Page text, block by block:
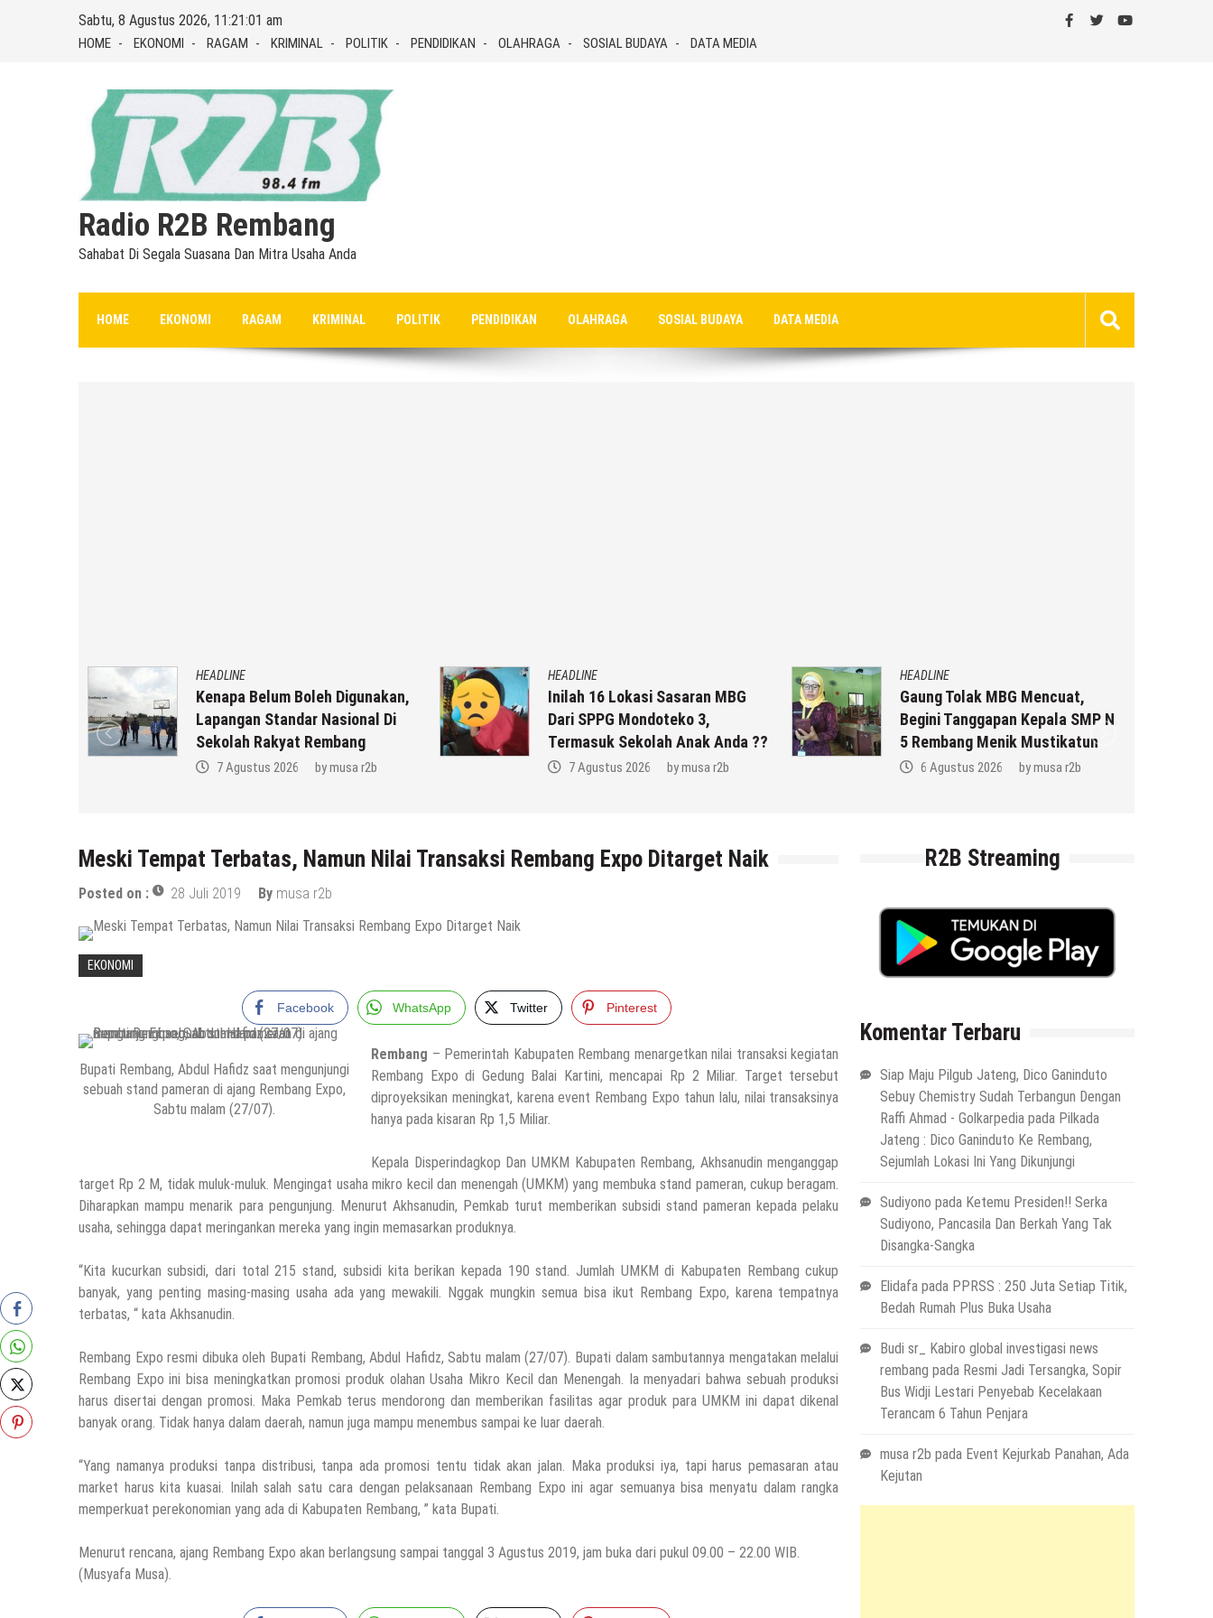
Sabtu, 8 Agustus 2026, 11:21:02 am
HOME EKONOMI RAGAM KRIMINAL POLITIK PENDIDIKAN OLAHRAGA SOSIAL BUDAYA DATA MEDIA
Radio R2B Rembang
Sahabat Di Segala Suasana Dan Mitra Usaha Anda
HOME EKONOMI RAGAM KRIMINAL POLITIK PENDIDIKAN OLAHRAGA SOSIAL BUDAYA DATA MEDIA
HEADLINE
Kenapa Belum Boleh Digunakan,
Lapangan Standar Nasional Di
Sekolah Rakyat Rembang
7 Agustus 2026 bymusa r2b
HEADLINE
Inilah 16 Lokasi Sasaran MBG
Dari SPPG Mondoteko 3,
Termasuk Sekolah Anak Anda ??
7 Agustus 2026 bymusa r2b
HEADLINE
Gaung Tolak MBG Mencuat,
Begini Tanggapan Kepala SMP N
5 Rembang Menik Mustikatun
6 Agustus 2026 bymusa r2b
Meski Tempat Terbatas, Namun Nilai Transaksi Rembang Expo Ditarget Naik
Posted on : 28 Juli 2019 By musa r2b
EKONOMI
Facebook WhatsApp Twitter Pinterest
Bupati Rembang, Abdul Hafidz saat mengunjungi
sebuah stand pameran di ajang Rembang Expo,
Sabtu malam (27/07).
Rembang – Pemerintah Kabupaten Rembang menargetkan nilai transaksi kegiatan
Rembang Expo di Gedung Balai Kartini, mencapai Rp 2 Miliar. Target tersebut
diproyeksikan meningkat, karena event Rembang Expo tahun lalu, nilai transaksinya
hanya pada kisaran Rp 1,5 Miliar.
Kepala Disperindagkop Dan UMKM Kabupaten Rembang, Akhsanudin menganggap
target Rp 2 M, tidak muluk-muluk. Mengingat usaha mikro kecil dan menengah (UMKM) yang membuka stand pameran, cukup beragam.
Diharapkan mampu menarik para pengunjung. Menurut Akhsanudin, Pemkab turut memberikan subsidi stand pameran kepada pelaku
usaha, sehingga dapat meringankan mereka yang ingin memasarkan produknya.
“Kita kucurkan subsidi, dari total 215 stand, subsidi kita berikan kepada 190 stand. Jumlah UMKM di Kabupaten Rembang cukup
banyak, yang penting masing-masing usaha ada yang mewakili. Nggak mungkin semua bisa ikut Rembang Expo, karena tempatnya
terbatas, “ kata Akhsanudin.
Rembang Expo resmi dibuka oleh Bupati Rembang, Abdul Hafidz, Sabtu malam (27/07). Bupati dalam sambutannya mengatakan melalui
Rembang Expo ini bisa meningkatkan promosi produk olahan Usaha Mikro Kecil dan Menengah. Ia menyadari bahwa sebuah produksi
harus disertai dengan promosi. Maka Pemkab terus mendorong dan memberikan fasilitas agar produk para UMKM ini dapat dikenal
banyak orang. Tidak hanya dalam daerah, namun juga mampu menembus sampai ke luar daerah.
“Yang namanya produksi tanpa distribusi, tanpa ada promosi tentu tidak akan jalan. Maka produksi iya, tapi harus pemasaran atau
market harus kita kuasai. Inilah salah satu cara dengan pelaksanaan Rembang Expo ini agar semuanya bisa menyatu dalam rangka
memperkuat perekonomian yang ada di Kabupaten Rembang, ” kata Bupati.
Menurut rencana, ajang Rembang Expo akan berlangsung sampai tanggal 3 Agustus 2019, jam buka dari pukul 09.00 – 22.00 WIB.
(Musyafa Musa).
R2B Streaming
Komentar Terbaru
Siap Maju Pilgub Jateng, Dico Ganinduto
Sebuy Chemistry Sudah Terbangun Dengan
Raffi Ahmad - Golkarpediapada Pilkada
Jateng : Dico Ganinduto Ke Rembang,
Sejumlah Lokasi Ini Yang Dikunjungi
Sudiyono pada Ketemu Presiden!! Serka
Sudiyono, Pancasila Dan Berkah Yang Tak
Disangka-Sangka
Elidafapada PPRSS : 250 Juta Setiap Titik,
Bedah Rumah Plus Buka Usaha
Budi sr_ Kabiro global investigasi news
rembang pada Resmi Jadi Tersangka, Sopir
Bus Widji Lestari Penyebab Kecelakaan
Terancam 6 Tahun Penjara
musa r2b pada Event Kejurkab Panahan, Ada
Kejutan